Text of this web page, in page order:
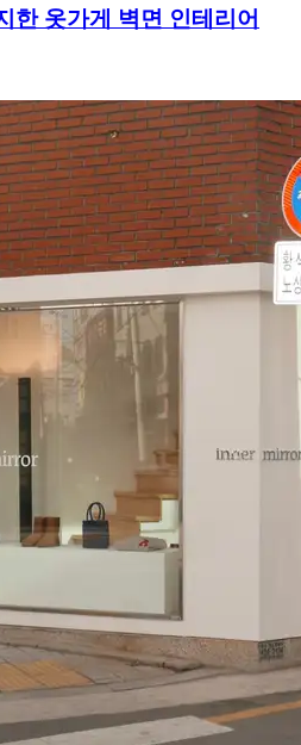
한 옷가게 벽면 인테리어